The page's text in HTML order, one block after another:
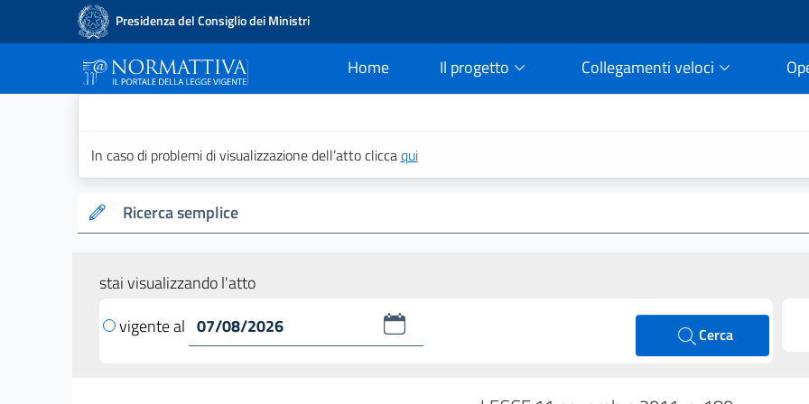
Presidenza del Consiglio dei Ministri
Home
current Il progetto Collegamenti veloci
In caso di problemi di visualizzazione dell’atto cliccaqui
Ricerca semplice
stai visualizzando l'atto
vigente al
Cerca